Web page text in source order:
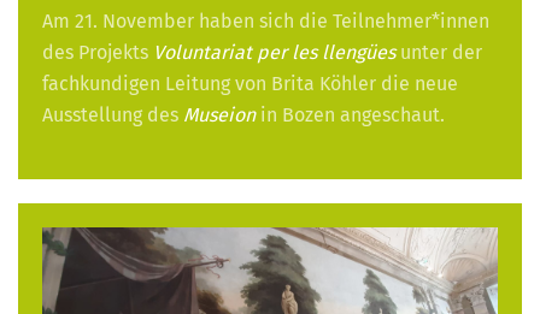
Am 21. November haben sich die Teilnehmer*innen
des Projekts Voluntariat per les llengüesunter der
fachkundigen Leitung von Brita Köhler die neue
Ausstellung des Museionin Bozen angeschaut.